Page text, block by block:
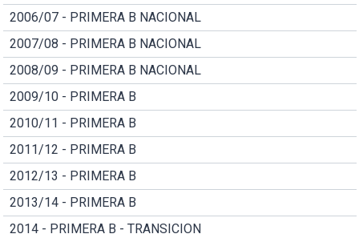
2006/07 - PRIMERA B NACIONAL
2007/08 - PRIMERA B NACIONAL
2008/09 - PRIMERA B NACIONAL
2009/10 - PRIMERA B
2010/11 - PRIMERA B
2011/12 - PRIMERA B
2012/13 - PRIMERA B
2013/14 - PRIMERA B
2014 - PRIMERA B - TRANSICION